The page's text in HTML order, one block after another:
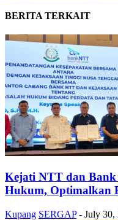
BERITA TERKAIT
Kejati NTT dan
Hukum, Optimalkan
Kupang SERGAP - July 30,